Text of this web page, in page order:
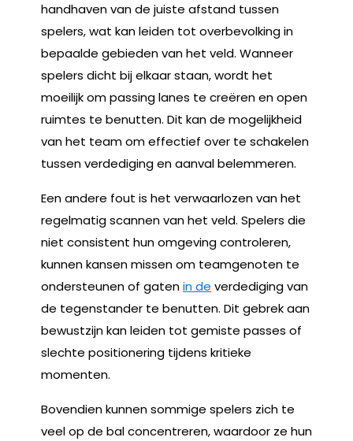
handhaven van de juiste afstand tussen
spelers, wat kan leiden tot overbevolking in
bepaalde gebieden van het veld. Wanneer
spelers dicht bij elkaar staan, wordt het
moeilijk om passing lanes te creëren en open
ruimtes te benutten. Dit kan de mogelijkheid
van het team om effectief over te schakelen
tussen verdediging en aanval belemmeren.
Een andere fout is het verwaarlozen van het
regelmatig scannen van het veld. Spelers die
niet consistent hun omgeving controleren,
kunnen kansen missen om teamgenoten te
ondersteunen of gatenin de verdediging van
de tegenstander te benutten. Dit gebrek aan
bewustzijn kan leiden tot gemiste passes of
slechte positionering tijdens kritieke
momenten.
Bovendien kunnen sommige spelers zich te
veel op de bal concentreren, waardoor ze hun